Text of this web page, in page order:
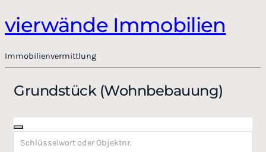
vierwände Immobilien
Immobilienvermittlung
Grundstück (Wohnbebauung)